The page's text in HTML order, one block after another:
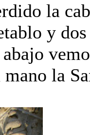
la
y
mano la